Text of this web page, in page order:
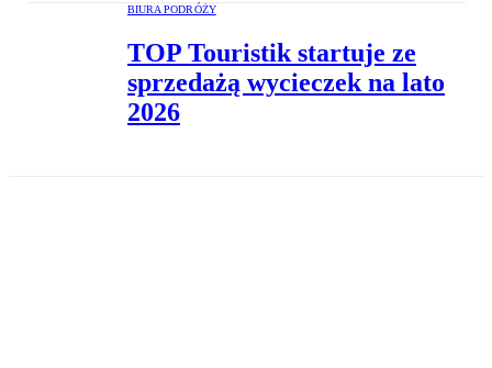
BIURA PODRÓŻY
TOP Touristik startuje ze
sprzedażą wycieczek na lato
2026